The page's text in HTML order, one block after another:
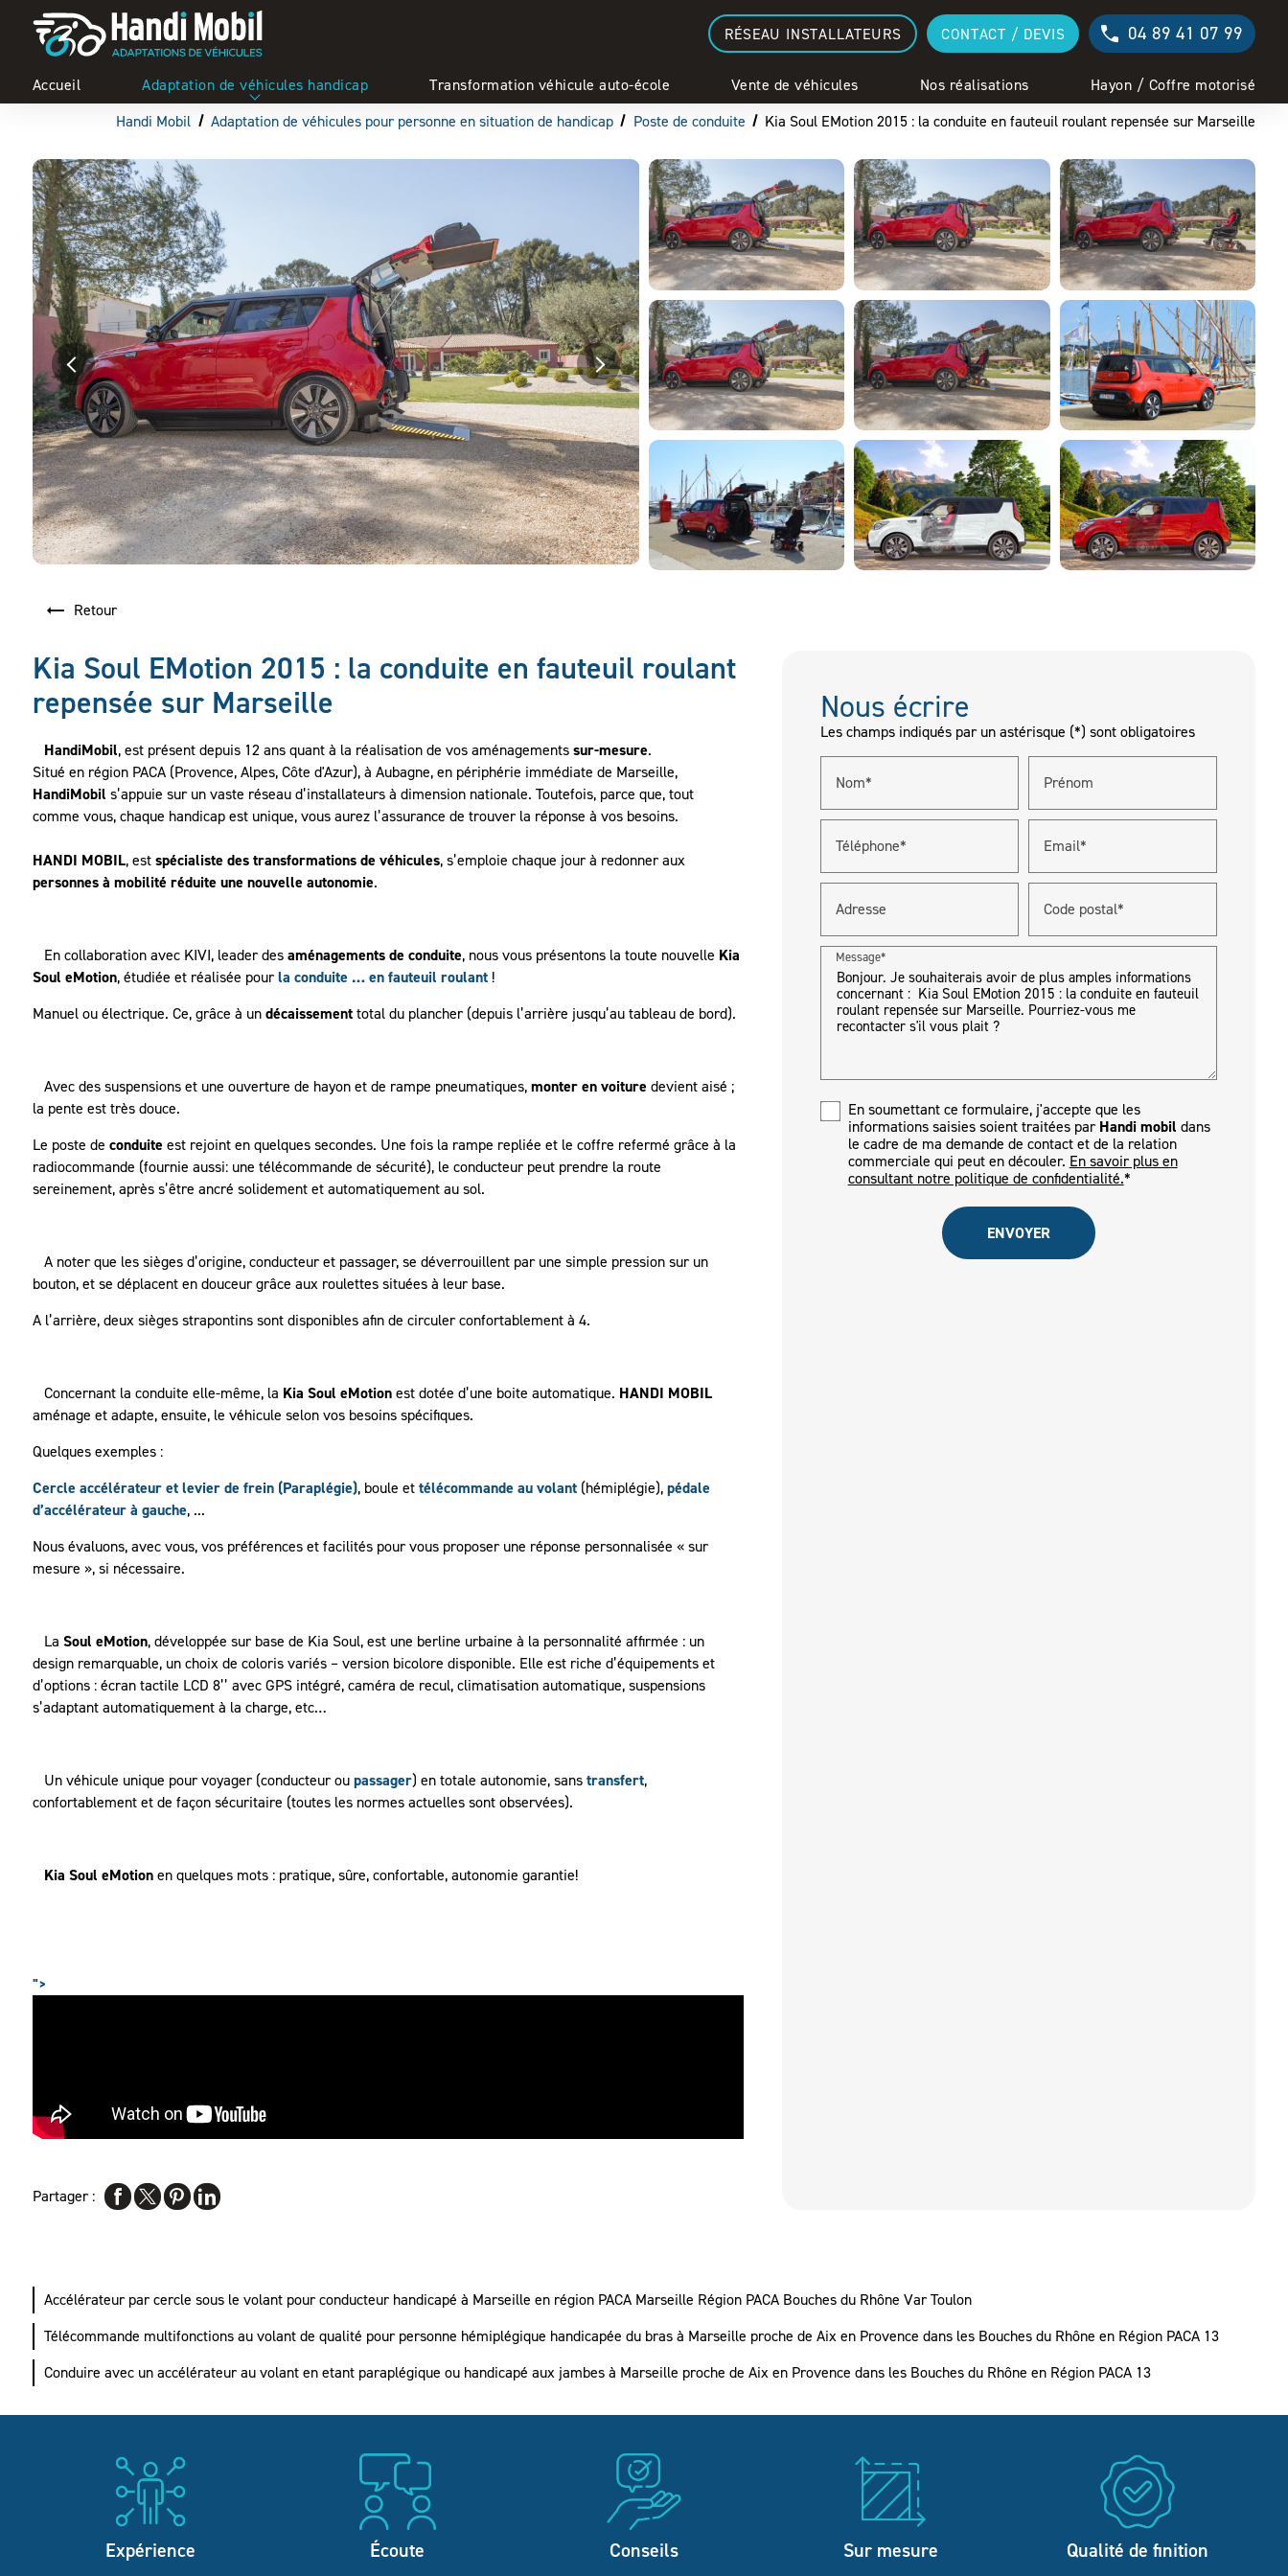
RÉSEAU INSTALLATEURS CONTACT / DEVIS 04 89 41 07 99
Accueil Adaptation de véhicules handicap Transformation véhicule auto-école Vente de véhicules Nos réalisations
Hayon / Coffre motorisé
Handi Mobil
Adaptation de véhicules pour personne en situation de handicap Poste de conduite Kia Soul EMotion 2015 : la conduite en fauteuil roulant repensée sur Marseille
Previous Next
Retour
Kia Soul EMotion 2015 : la conduite en fauteuil roulant
repensée sur Marseille
HandiMobil, est présent depuis 12 ans quant à la réalisation de vos aménagementssur-mesure.
Situé en région PACA (Provence, Alpes, Côte d'Azur), à Aubagne, en périphérie immédiate de Marseille,
HandiMobil s’appuie sur un vaste réseau d’installateurs à dimension nationale. Toutefois, parce que, tout
comme vous, chaque handicap est unique, vous aurez l’assurance de trouver la réponse à vos besoins.
HANDI MOBIL, estspécialiste des transformations de véhicules, s’emploie chaque jour à redonner aux
personnes à mobilité réduite une nouvelle autonomie.
En collaboration avec KIVI, leader desaménagements de conduite, nous vous présentons la toute nouvelle Kia
Soul eMotion, étudiée et réalisée pourla conduite … en fauteuil roulant !
Manuel ou électrique. Ce, grâce à undécaissementtotal du plancher (depuis l’arrière jusqu’au tableau de bord).
Avec des suspensions et une ouverture de hayon et de rampe pneumatiques,monter en voiture devient aisé ;
la pente est très douce.
Le poste de conduite est rejoint en quelques secondes. Une fois la rampe repliée et le coffre refermé grâce à la
radiocommande (fournie aussi: une télécommande de sécurité), le conducteur peut prendre la route
sereinement, après s’être ancré solidement et automatiquement au sol.
A noter que les sièges d’origine, conducteur et passager, se déverrouillent par une simple pression sur un
bouton, et se déplacent en douceur grâce aux roulettes situées à leur base.
A l’arrière, deux sièges strapontins sont disponibles afin de circuler confortablement à 4.
Concernant la conduite elle-même, la Kia Soul eMotionest dotée d’une boite automatique. HANDI MOBIL
aménage et adapte, ensuite, le véhicule selon vos besoins spécifiques.
Quelques exemples :
Cercle accélérateur et levier de frein (Paraplégie), boule ettélécommande au volant (hémiplégie),pédale
d’accélérateur à gauche, ...
Nous évaluons, avec vous, vos préférences et facilités pour vous proposer une réponse personnalisée « sur
mesure », si nécessaire.
La Soul eMotion, développée sur base de Kia Soul, est une berline urbaine à la personnalité affirmée : un
design remarquable, un choix de coloris variés – version bicolore disponible. Elle est riche d’équipements et
d’options : écran tactile LCD 8’’ avec GPS intégré, caméra de recul, climatisation automatique, suspensions
s’adaptant automatiquement à la charge, etc…
Un véhicule unique pour voyager (conducteur oupassager) en totale autonomie, sanstransfert,
confortablement et de façon sécuritaire (toutes les normes actuelles sont observées).
Kia Soul eMotionen quelques mots : pratique, sûre, confortable, autonomie garantie!
">
Partager :
Nous écrire
Les champs indiqués par un astérisque (*) sont obligatoires
Nom* Prénom
Téléphone* Email*
Adresse Code postal*
Message*
En soumettant ce formulaire, j'accepte que les
informations saisies soient traitées parHandi mobil dans
le cadre de ma demande de contact et de la relation
commerciale qui peut en découler. En savoir plus en
consultant notre politique de confidentialité.*
Accélérateur par cercle sous le volant pour conducteur handicapé à Marseille en région PACA Marseille Région PACA Bouches du Rhône Var Toulon
Télécommande multifonctions au volant de qualité pour personne hémiplégique handicapée du bras à Marseille proche de Aix en Provence dans les Bouches du Rhône en Région PACA 13
Conduire avec un accélérateur au volant en etant paraplégique ou handicapé aux jambes à Marseille proche de Aix en Provence dans les Bouches du Rhône en Région PACA 13
Expérience Écoute Conseils Sur mesure Qualité de finition
Panneau de gestion des cookies